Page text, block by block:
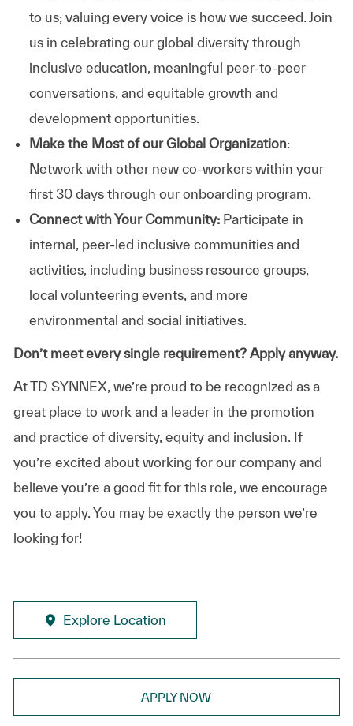
to us; valuing every voice is how we succeed. Join
us in celebrating our global diversity through
inclusive education, meaningful peer-to-peer
conversations, and equitable growth and
development opportunities.
Make the Most of our Global Organization:
Network with other new co-workers within your
first 30 days through our onboarding program.
Connect with Your Community:Participate in
internal, peer-led inclusive communities and
activities, including business resource groups,
local volunteering events, and more
environmental and social initiatives.
Don’t meet every single requirement? Apply anyway.
At TD SYNNEX, we’re proud to be recognized as a
great place to work and a leader in the promotion
and practice of diversity, equity and inclusion. If
you’re excited about working for our company and
believe you’re a good fit for this role, we encourage
you to apply. You may be exactly the person we’re
looking for!
Explore Location
APPLY NOW